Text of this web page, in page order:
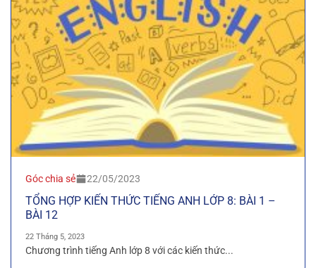
Góc chia sẻ 22/05/2023
TỔNG HỢP KIẾN THỨC TIẾNG ANH LỚP 8: BÀI 1 –
BÀI 12
22 Tháng 5, 2023
Chương trình tiếng Anh lớp 8 với các kiến thức...